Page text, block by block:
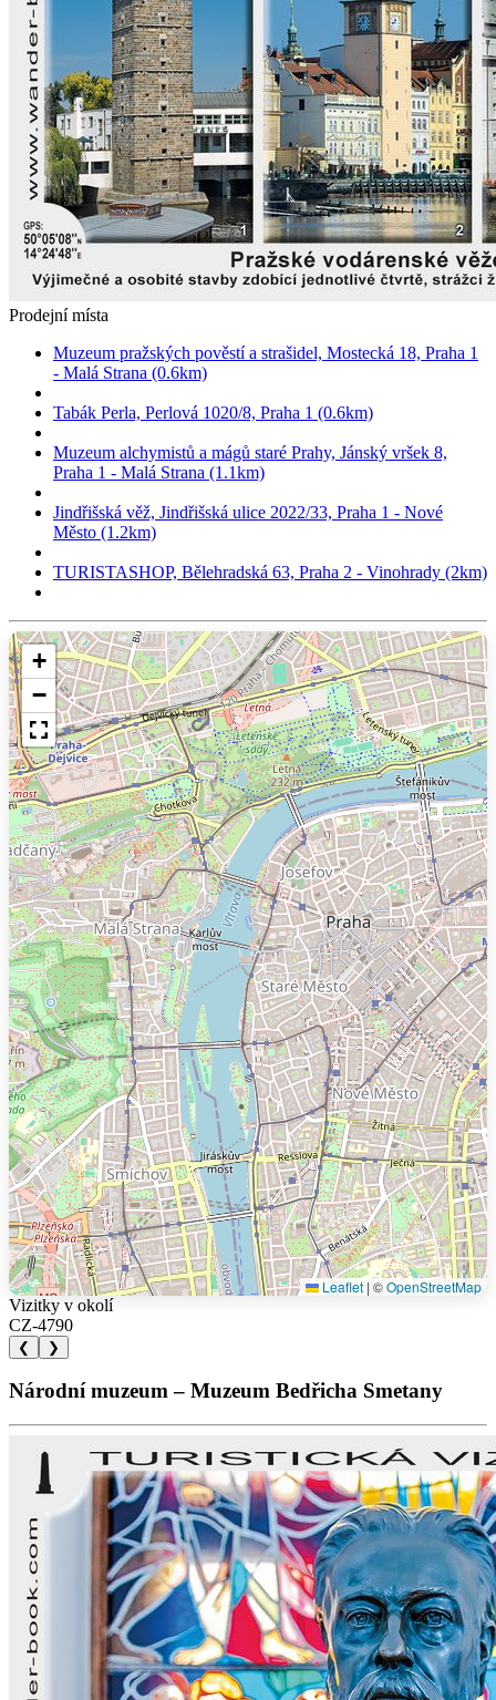
Prodejní místa
Muzeum pražských pověstí a strašidel, Mostecká 18, Praha 1
- Malá Strana (0.6km)
Tabák Perla, Perlová 1020/8, Praha 1 (0.6km)
Muzeum alchymistů a mágů staré Prahy, Jánský vršek 8,
Praha 1 - Malá Strana (1.1km)
Jindřišská věž, Jindřišská ulice 2022/33, Praha 1 - Nové
Město (1.2km)
TURISTASHOP, Bělehradská 63, Praha 2 - Vinohrady (2km)
+
−
Leaflet | ©OpenStreetMap
Vizitky v okolí
CZ-4790
❮ ❯
Národní muzeum – Muzeum Bedřicha Smetany